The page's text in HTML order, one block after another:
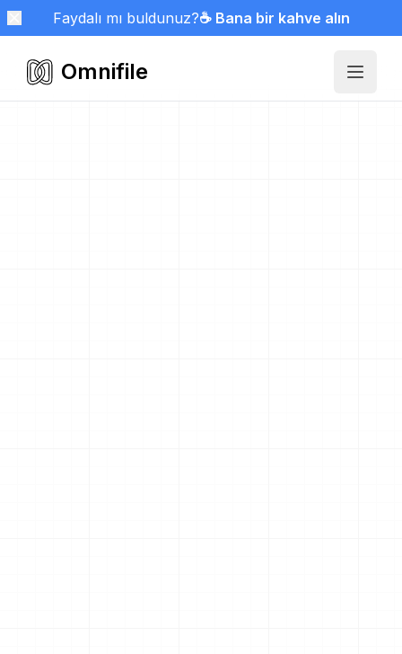
Faydalı mı buldunuz?☕ Bana bir kahve alın
Omnifile